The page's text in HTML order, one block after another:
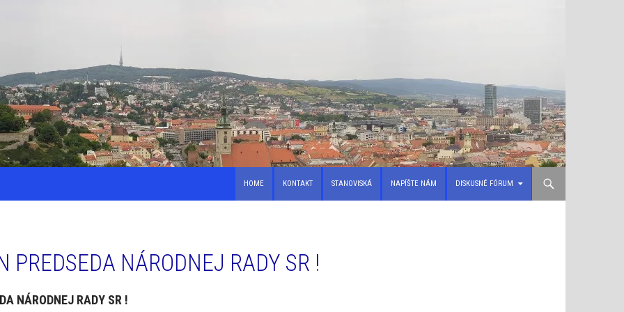
HOME KONTAKT STANOVISKÁ NAPÍŠTE NÁM DISKUSNÉ FÓRUM
PREDSEDA NÁRODNEJ RADY SR !
NÁRODNEJ RADY SR !